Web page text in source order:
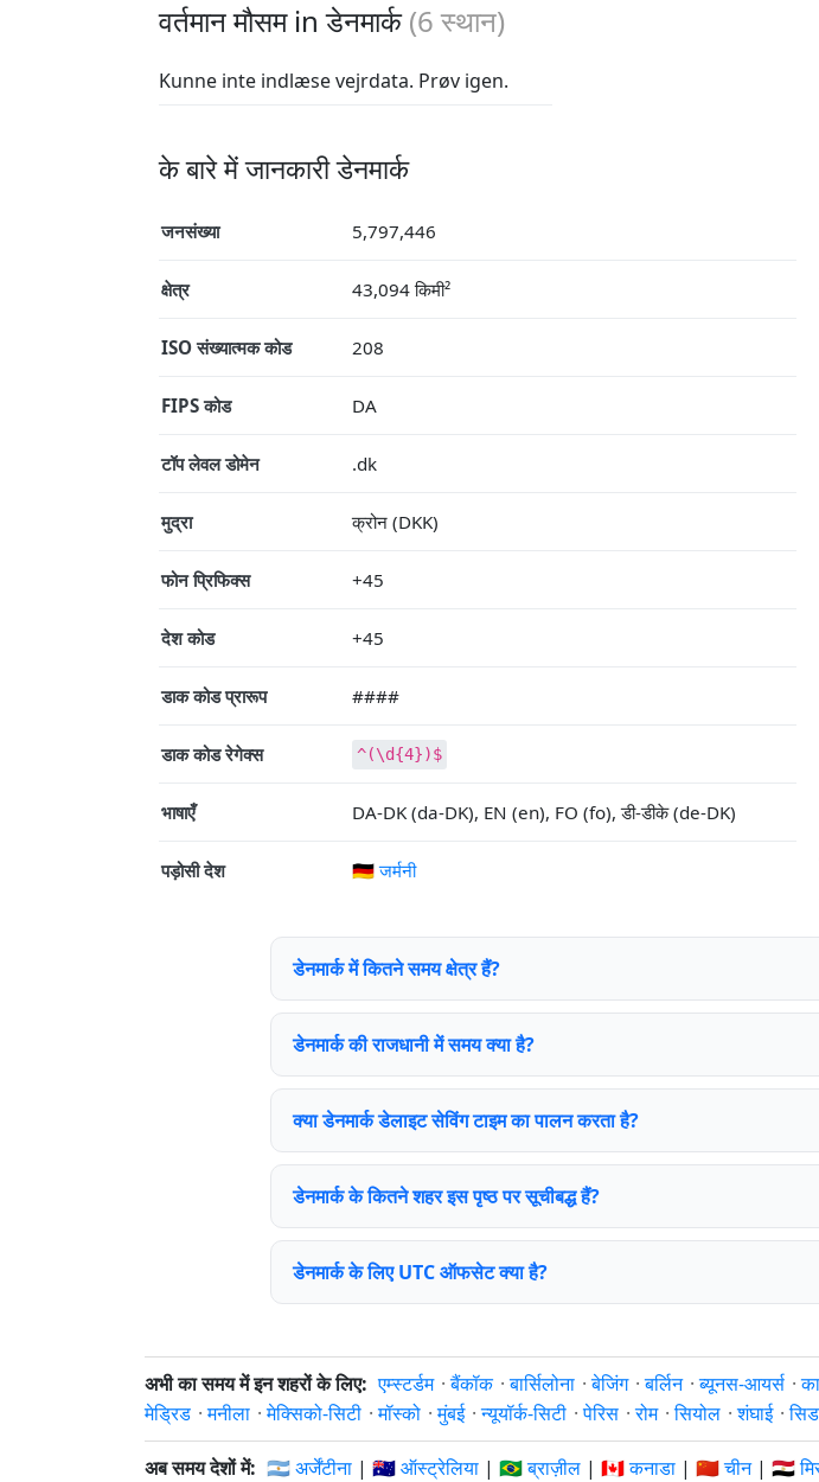
वर्तमान मौसम in डेनमार्क(6स्थान)
Kunne inte indlæse vejrdata. Prøv igen.
के बारे में जानकारी डेनमार्क
जनसंख्या 5,797,446
क्षेत्र 43,094 किमी²
ISO संख्यात्मक कोड 208
FIPS कोड DA
टॉप लेवल डोमेन .dk
मुद्रा क्रोन (DKK)
फोन प्रिफिक्स +45
देश कोड +45
डाक कोड प्रारूप ####
डाक कोड रेगेक्स ^(\d{4})$
भाषाएँ DA-DK (da-DK), EN (en), FO (fo), डी-डीके (de-DK)
पड़ोसी देश 🇩🇪 जर्मनी
डेनमार्क में कितने समय क्षेत्र हैं?
डेनमार्क की राजधानी में समय क्या है?
क्या डेनमार्क डेलाइट सेविंग टाइम का पालन करता है?
डेनमार्क के कितने शहर इस पृष्ठ पर सूचीबद्ध हैं?
डेनमार्क के लिए UTC ऑफसेट क्या है?
अभी का समय में इन शहरों के लिए: एम्स्टर्डम ·बैंकॉक ·बार्सिलोना ·बेजिंग ·बर्लिन ·ब्यूनस-आयर्स ·
मेड्रिड ·मनीला ·मेक्सिको-सिटी ·मॉस्को ·मुंबई ·न्यूयॉर्क-सिटी ·पेरिस ·रोम ·सियोल ·शंघाई ·
अब समय देशों में: 🇦🇷 अर्जेंटीना | 🇦🇺 ऑस्ट्रेलिया | 🇧🇷 ब्राज़ील | 🇨🇦 कनाडा | 🇨🇳 चीन| 🇪🇬